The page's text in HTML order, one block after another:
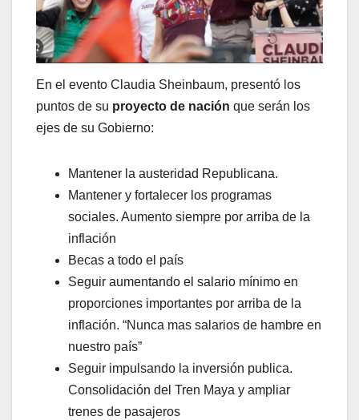
En el evento Claudia Sheinbaum, presentó los
puntos de su proyecto de nación que serán los
ejes de su Gobierno:
Mantener la austeridad Republicana.
Mantener y fortalecer los programas
sociales. Aumento siempre por arriba de la
inflación
Becas a todo el país
Seguir aumentando el salario mínimo en
proporciones importantes por arriba de la
inflación. “Nunca mas salarios de hambre en
nuestro país”
Seguir impulsando la inversión publica.
Consolidación del Tren Maya y ampliar
trenes de pasajeros